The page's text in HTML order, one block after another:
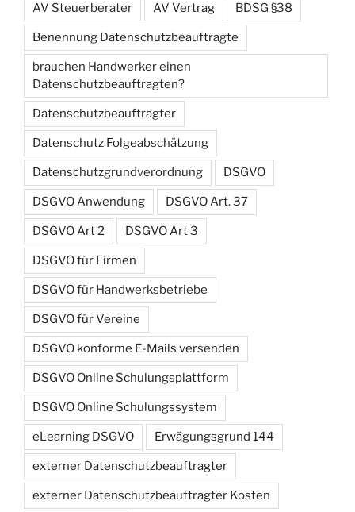
AV Steuerberater AV Vertrag BDSG §38
Benennung Datenschutzbeauftragte
brauchen Handwerker einen
Datenschutzbeauftragten?
Datenschutzbeauftragter
Datenschutz Folgeabschätzung
Datenschutzgrundverordnung DSGVO
DSGVO Anwendung DSGVO Art. 37
DSGVO Art 2 DSGVO Art 3
DSGVO für Firmen
DSGVO für Handwerksbetriebe
DSGVO für Vereine
DSGVO konforme E-Mails versenden
DSGVO Online Schulungsplattform
DSGVO Online Schulungssystem
eLearning DSGVO Erwägungsgrund 144
externer Datenschutzbeauftragter
externer Datenschutzbeauftragter Kosten